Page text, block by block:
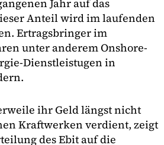
Jahr auf das
Anteil wird im laufenden
Ertragsbringer im
unter anderem Onshore-
Dienstleistugen in
ihr Geld längst nicht
Kraftwerken verdient, zeigt
des Ebit auf die